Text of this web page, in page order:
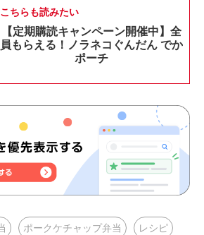
こちらも読みたい
【定期購読キャンペーン開催中】全
員もらえる！ノラネコぐんだん でか
ポーチ
ポークケチャップ弁当 レシピ